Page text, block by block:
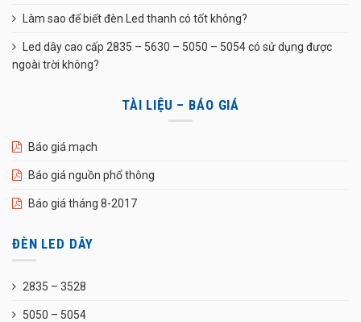
Làm sao để biết đèn Led thanh có tốt không?
Led dây cao cấp 2835 – 5630 – 5050 – 5054 có sử dụng được
ngoài trời không?
TÀI LIỆU – BÁO GIÁ
Báo giá mạch
Báo giá nguồn phổ thông
Báo giá tháng 8-2017
ĐÈN LED DÂY
2835 – 3528
5050 – 5054